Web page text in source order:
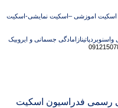
اموزشی –اسکیت نمایشی-اسکیت
جسمانی و ایروبیک
رسمی فدراسیون اسکیت